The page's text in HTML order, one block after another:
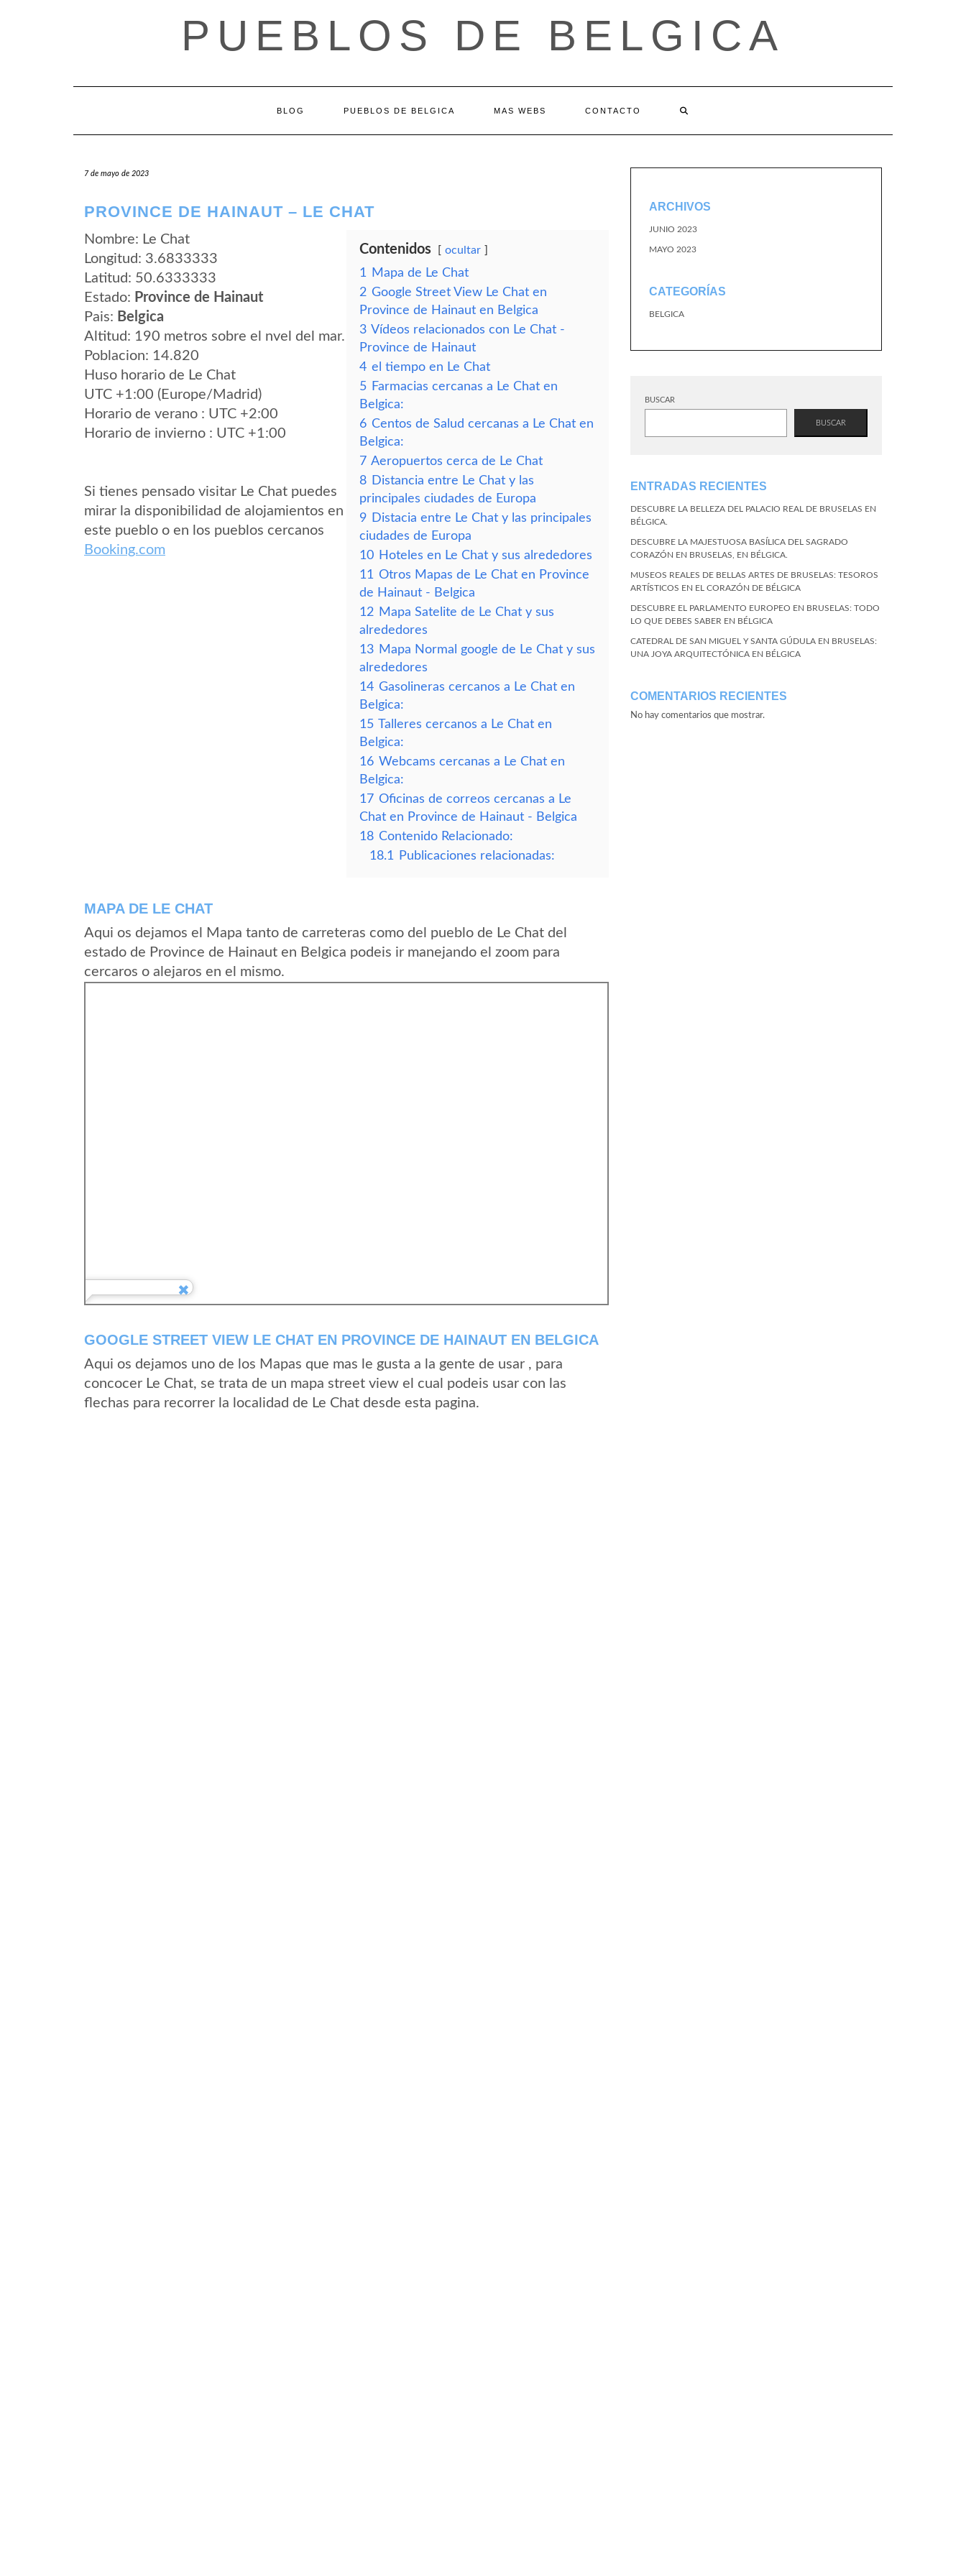
PUEBLOS DE BELGICA
BLOG PUEBLOS DE BELGICA MAS WEBS CONTACTO
7 de mayo de 2023
PROVINCE DE HAINAUT – LE CHAT
Nombre: Le Chat
Longitud: 3.6833333
Latitud: 50.6333333
Estado: Province de Hainaut
Pais: Belgica
Altitud: 190 metros sobre el nvel del mar.
Poblacion: 14.820
Huso horario de Le Chat
UTC +1:00 (Europe/Madrid)
Horario de verano : UTC +2:00
Horario de invierno : UTC +1:00
Si tienes pensado visitar Le Chat puedes
mirar la disponibilidad de alojamientos en
este pueblo o en los pueblos cercanos
Booking.com
Contenidos ocultar
1
Mapa de Le Chat
2 Google Street View Le Chat en
Province de Hainaut en Belgica
3 Vídeos relacionados con Le Chat -
Province de Hainaut
4 el tiempo en Le Chat
5 Farmacias cercanas a Le Chat en
Belgica:
6 Centos de Salud cercanas a Le Chat en
Belgica:
7 Aeropuertos cerca de Le Chat
8 Distancia entre Le Chat y las
principales ciudades de Europa
9 Distacia entre Le Chat y las principales
ciudades de Europa
10 Hoteles en Le Chat y sus alrededores
11 Otros Mapas de Le Chat en Province
de Hainaut - Belgica
12 Mapa Satelite de Le Chat y sus
alrededores
13 Mapa Normal google de Le Chat y sus
alrededores
14 Gasolineras cercanos a Le Chat en
Belgica:
15 Talleres cercanos a Le Chat en
Belgica:
16 Webcams cercanas a Le Chat en
Belgica:
17 Oficinas de correos cercanas a Le
Chat en Province de Hainaut - Belgica
18 Contenido Relacionado:
18.1
Publicaciones relacionadas:
MAPA DE LE CHAT
Aqui os dejamos el Mapa tanto de carreteras como del pueblo de Le Chat del
estado de Province de Hainaut en Belgica podeis ir manejando el zoom para
cercaros o alejaros en el mismo.
GOOGLE STREET VIEW LE CHAT EN PROVINCE DE HAINAUT EN BELGICA
Aqui os dejamos uno de los Mapas que mas le gusta a la gente de usar , para
concocer Le Chat, se trata de un mapa street view el cual podeis usar con las
flechas para recorrer la localidad de Le Chat desde esta pagina.
ARCHIVOS
JUNIO 2023
MAYO 2023
CATEGORÍAS
BELGICA
BUSCAR
BUSCAR
ENTRADAS RECIENTES
DESCUBRE LA BELLEZA DEL PALACIO REAL DE BRUSELAS EN
BÉLGICA.
DESCUBRE LA MAJESTUOSA BASÍLICA DEL SAGRADO
CORAZÓN EN BRUSELAS, EN BÉLGICA.
MUSEOS REALES DE BELLAS ARTES DE BRUSELAS: TESOROS
ARTÍSTICOS EN EL CORAZÓN DE BÉLGICA
DESCUBRE EL PARLAMENTO EUROPEO EN BRUSELAS: TODO
LO QUE DEBES SABER EN BÉLGICA
CATEDRAL DE SAN MIGUEL Y SANTA GÚDULA EN BRUSELAS:
UNA JOYA ARQUITECTÓNICA EN BÉLGICA
COMENTARIOS RECIENTES
No hay comentarios que mostrar.